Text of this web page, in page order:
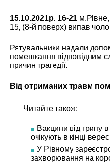
15.10.2021р. 16-21 м.Рівне,
15, (8-й поверх) випав
Рятувальники надали
помешкання відповідним
причин трагедії.
Від отриманих травм
Читайте також:
Вакцини від грипу
очікують в кінці
У Рівному
захворювання на